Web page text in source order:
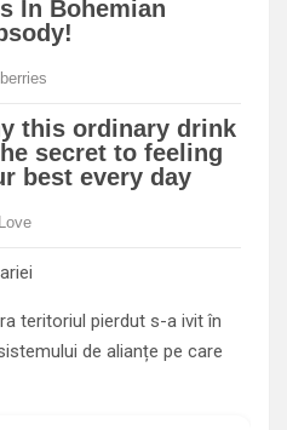
teritoriul pierdut s-a ivit în
de alianțe pe care